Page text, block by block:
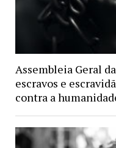
Assembleia Geral
escravos e
contra a